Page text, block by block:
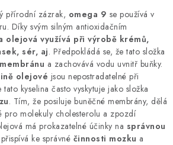
přírodní zázrak, omega 9 se používá v
Díky svým silným antioxidačním
olejová využívá při výrobě krémů,
sér, aj. Předpokládá se, že tato složka
a zachovává vodu uvnitř buňky.
olejové jsou nepostradatelné při
tato kyselina často vyskytuje jako složka
. Tím, že posiluje buněčné membrány, dělá
pro molekuly cholesterolu a zpozdí
má prokazatelné účinky na správnou
ke správné činnosti mozku a